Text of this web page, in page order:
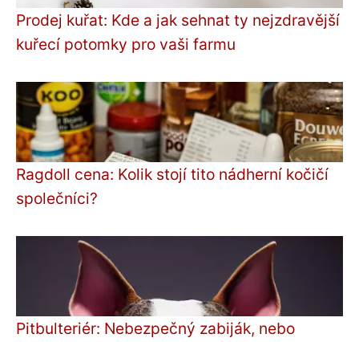
Prodej kuřat: Kde a jak sehnat ty nejzdravější
kuřecí potomky pro vaši farmu
Ragdoll cena: Kolik stojí tito nádherní kočičí
společníci?
Pitbulteriér: Nebezpečný zabiják, nebo